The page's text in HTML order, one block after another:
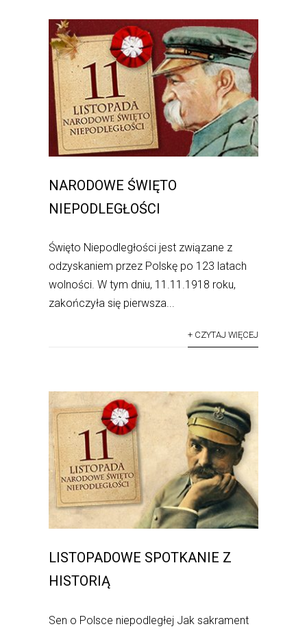
NARODOWE ŚWIĘTO
NIEPODLEGŁOŚCI
Święto Niepodległości jest związane z
odzyskaniem przez Polskę po 123 latach
wolności. W tym dniu, 11.11.1918 roku,
zakończyła się pierwsza...
+ CZYTAJ WIĘCEJ
LISTOPADOWE SPOTKANIE Z
HISTORIĄ
Sen o Polsce niepodległej Jak sakrament